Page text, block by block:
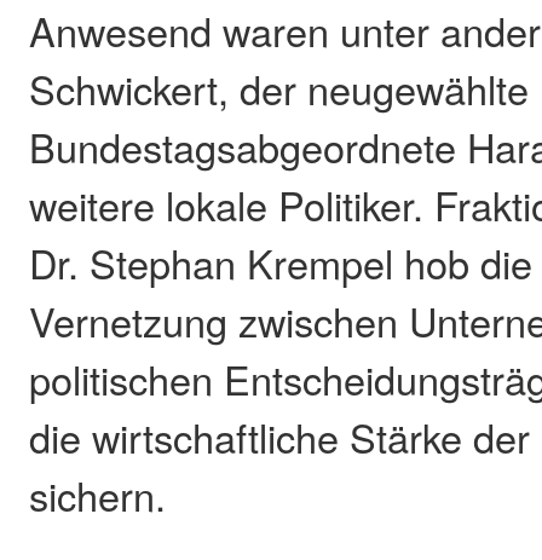
Anwesend waren unter
Schwickert, der neugewählte
Bundestagsabgeordnete
weitere lokale Politiker.
Dr. Stephan Krempel hob
Vernetzung zwischen
politischen
die wirtschaftliche Stärke
sichern.